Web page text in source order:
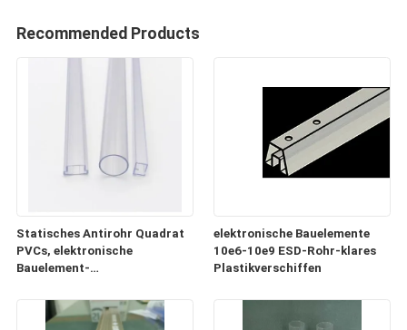
Recommended Products
Statisches Antirohr Quadrat
PVCs, elektronische
Bauelement-
elektronische Bauelemente
10e6-10e9 ESD-Rohr-klares
Plastikverschiffen